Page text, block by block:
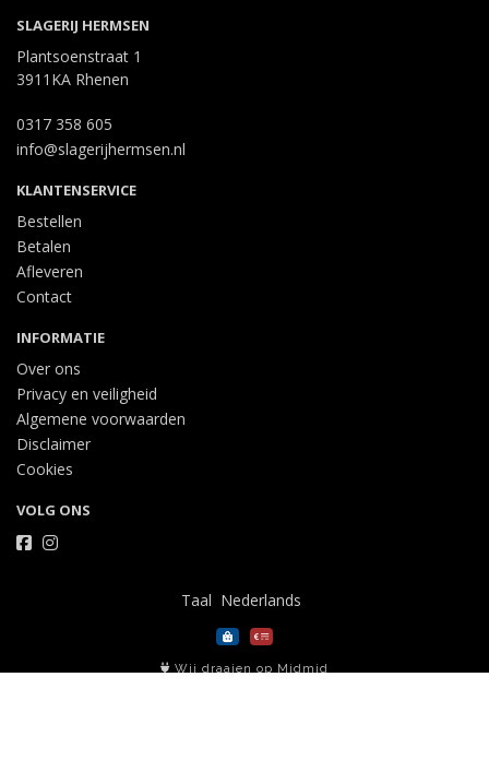
SLAGERIJ HERMSEN
Plantsoenstraat 1
3911KA Rhenen
0317 358 605
info@slagerijhermsen.nl
KLANTENSERVICE
Bestellen
Betalen
Afleveren
Contact
INFORMATIE
Over ons
Privacy en veiligheid
Algemene voorwaarden
Disclaimer
Cookies
VOLG ONS
Taal
Wij draaien op Midmid